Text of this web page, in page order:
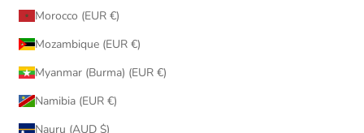
Morocco (EUR €)
Mozambique (EUR €)
Myanmar (Burma) (EUR €)
Namibia (EUR €)
Nauru (AUD $)